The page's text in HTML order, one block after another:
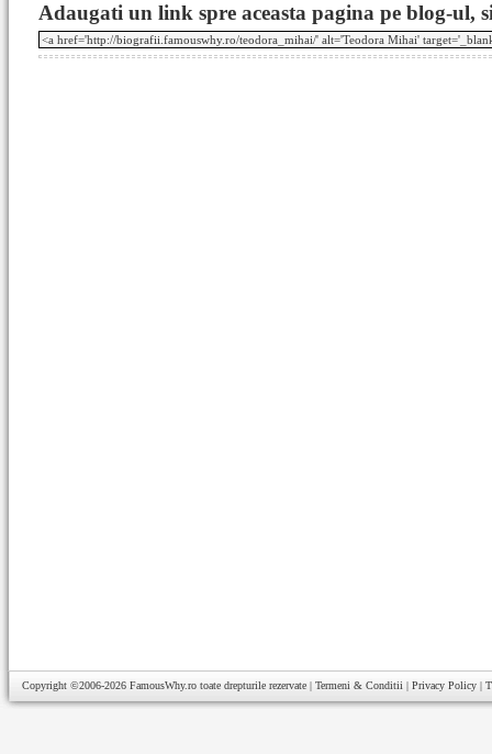
Adaugati un link spre aceasta pagina pe blog-ul,
Copyright ©2006-2026 FamousWhy.ro toate drepturile rezervate | Termeni & Conditii | Privacy Policy |